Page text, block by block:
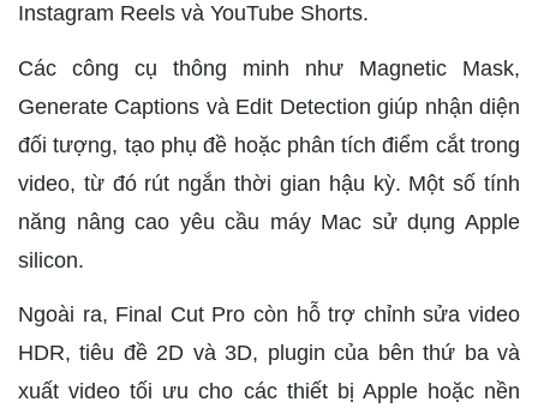
Instagram Reels và YouTube Shorts.
Các công cụ thông minh như Magnetic Mask,
Generate Captions và Edit Detection giúp nhận diện
đối tượng, tạo phụ đề hoặc phân tích điểm cắt trong
video, từ đó rút ngắn thời gian hậu kỳ. Một số tính
năng nâng cao yêu cầu máy Mac sử dụng Apple
silicon.
Ngoài ra, Final Cut Pro còn hỗ trợ chỉnh sửa video
HDR, tiêu đề 2D và 3D, plugin của bên thứ ba và
xuất video tối ưu cho các thiết bị Apple hoặc nền